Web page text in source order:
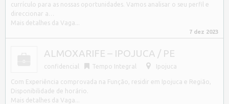
currículo para as nossas oportunidades. Vamos analisar o seu perfil e
direccionar a…
Mais detalhes da Vaga...
7 dez 2023
ALMOXARIFE – IPOJUCA / PE
confidencial Tempo Integral Ipojuca
Com Experiência comprovada na Função, residir em Ipojuca e Região,
Disponibilidade de horário.
Mais detalhes da Vaga...